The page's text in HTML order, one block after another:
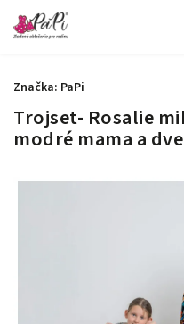
Trojset- Rosalie
modré mama a
Značka: PaPi